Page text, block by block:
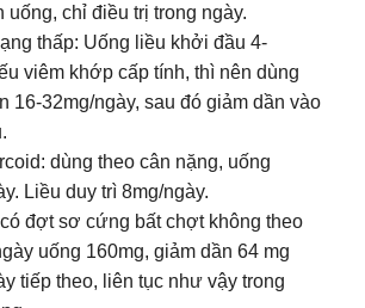
uống, chỉ điều trị trong ngày.
thấp: Uống liều khởi đầu 4-
viêm khớp cấp tính, thì nên dùng
16-32mg/ngày, sau đó giảm dần vào
dùng theo cân nặng, uống
Liều duy trì 8mg/ngày.
đợt sơ cứng bất chợt không theo
uống 160mg, giảm dần 64 mg
tiếp theo, liên tục như vậy trong